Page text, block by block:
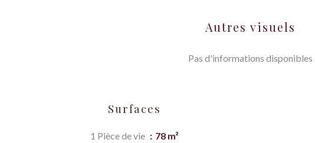
Autres visuels
Pas d'informations disponibles
Surfaces
1 Pièce de vie
78 m²